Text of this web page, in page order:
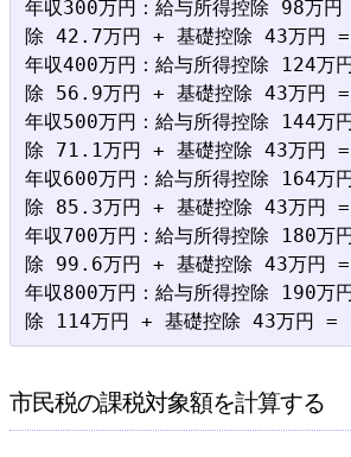
年収300万円：給与所得控除 98万
除 42.7万円 + 基礎控除 43万円
年収400万円：給与所得控除 124万
除 56.9万円 + 基礎控除 43万円
年収500万円：給与所得控除 144万
除 71.1万円 + 基礎控除 43万円
年収600万円：給与所得控除 164万
除 85.3万円 + 基礎控除 43万円
年収700万円：給与所得控除 180万
除 99.6万円 + 基礎控除 43万円
年収800万円：給与所得控除 190万
市民税の課税対象額を計算する